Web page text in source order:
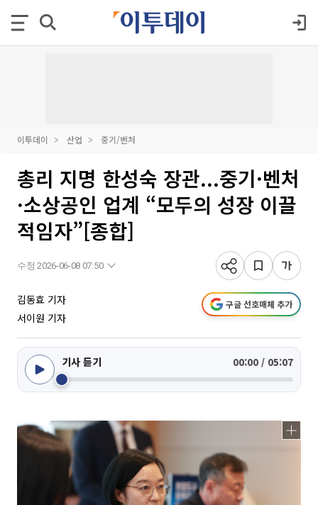
이투데이 산업 중기/벤처
총리 지명 한성숙 장관...중기·벤처
·소상공인 업계 “모두의 성장 이끌
적임자”[종합]
수정 2026-06-08 07:50
김동효 기자
서이원 기자
구글 선호매체 추가
기사 듣기 00:00 / 05:07